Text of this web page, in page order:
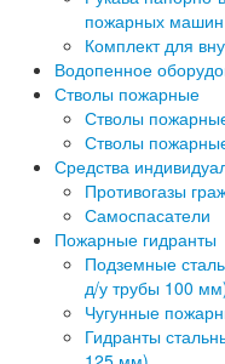
пожарных машин
Комплект для
Водопенное
Стволы пожарные
Стволы
Стволы
Средства
Противогазы
Самоспасатели
Пожарные гидранты
Подземные
д/у трубы 100
Чугунные
Гидранты